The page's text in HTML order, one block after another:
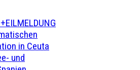
in Ceuta
und